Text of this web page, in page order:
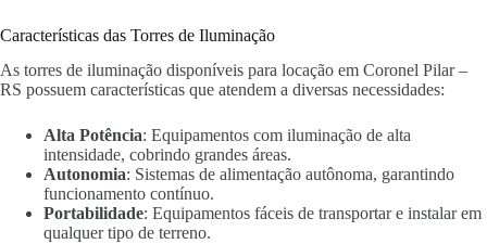
Características das Torres de Iluminação
As torres de iluminação disponíveis para locação em Coronel Pilar –
RS possuem características que atendem a diversas necessidades:
Alta Potência: Equipamentos com iluminação de alta
intensidade, cobrindo grandes áreas.
Autonomia: Sistemas de alimentação autônoma, garantindo
funcionamento contínuo.
Portabilidade: Equipamentos fáceis de transportar e instalar em
qualquer tipo de terreno.